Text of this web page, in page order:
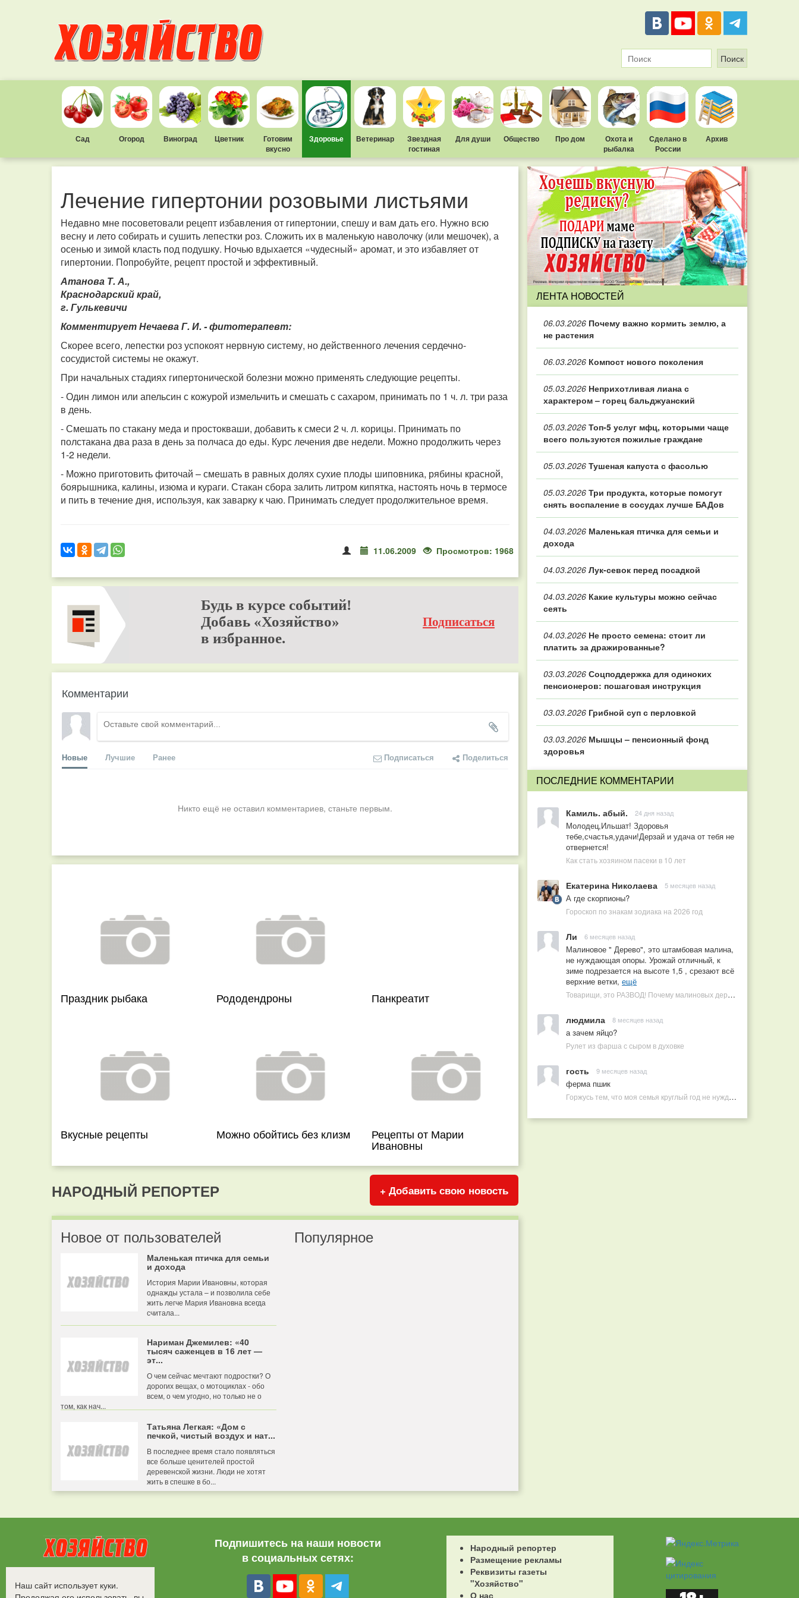
Сад Огород Виноград Цветник
Готовим
вкусно
Здоровье Ветеринар
Звездная
гостиная
Для души Общество Про дом
Охота и
рыбалка
Сделано в
России
Архив
Лечение гипертонии розовыми листьями
Недавно мне посоветовали рецепт избавления от гипертонии, спешу и вам дать его. Нужно всю
весну и лето собирать и сушить лепестки роз. Сложить их в маленькую наволочку (или мешочек), а
осенью и зимой класть под подушку. Ночью вдыхается «чудесный» аромат, и это избавляет от
гипертонии. Попробуйте, рецепт простой и эффективный.
Атанова Т. А.,
Краснодарский край,
г. Гулькевичи
Комментирует Нечаева Г. И. - фитотерапевт:
Скорее всего, лепестки роз успокоят нервную систему, но действенного лечения сердечно-
сосудистой системы не окажут.
При начальных стадиях гипертонической болезни можно применять следующие рецепты.
- Один лимон или апельсин с кожурой измельчить и смешать с сахаром, принимать по 1 ч. л. три раза
в день.
- Смешать по стакану меда и простокваши, добавить к смеси 2 ч. л. корицы. Принимать по
полстакана два раза в день за полчаса до еды. Курс лечения две недели. Можно продолжить через
1-2 недели.
- Можно приготовить фиточай – смешать в равных долях сухие плоды шиповника, рябины красной,
боярышника, калины, изюма и кураги. Стакан сбора залить литром кипятка, настоять ночь в термосе
и пить в течение дня, используя, как заварку к чаю. Принимать следует продолжительное время.
11.06.2009 Просмотров: 1968
Будь в курсе событий!
Добавь «Хозяйство»
в избранное.
Подписаться
Комментарии
Новые Лучшие Ранее Подписаться Поделиться
Никто ещё не оставил комментариев, станьте первым.
Праздник рыбака Рододендроны Панкреатит
Вкусные рецепты Можно обойтись без клизм Рецепты от Марии
Ивановны
НАРОДНЫЙ РЕПОРТЕР + Добавить свою новость
Новое от пользователей
Маленькая птичка для семьи
и дохода
История Марии Ивановны, которая
однажды устала – и позволила себе
жить легче Мария Ивановна всегда
считала...
Нариман Джемилев: «40
тысяч саженцев в 16 лет —
эт...
О чем сейчас мечтают подростки? О
дорогих вещах, о мотоциклах - обо
всем, о чем угодно, но только не о
том, как нач...
Татьяна Легкая: «Дом с
печкой, чистый воздух и нат...
В последнее время стало появляться
все больше ценителей простой
деревенской жизни. Люди не хотят
жить в спешке в бо...
Популярное
ЛЕНТА НОВОСТЕЙ
06.03.2026 Почему важно кормить землю, а
не растения
06.03.2026 Компост нового поколения
05.03.2026 Неприхотливая лиана с
характером – горец бальджуанский
05.03.2026 Топ‑5 услуг мфц, которыми чаще
всего пользуются пожилые граждане
05.03.2026 Тушеная капуста с фасолью
05.03.2026 Три продукта, которые помогут
снять воспаление в сосудах лучше БАДов
04.03.2026 Маленькая птичка для семьи и
дохода
04.03.2026 Лук-севок перед посадкой
04.03.2026 Какие культуры можно сейчас
сеять
04.03.2026 Не просто семена: стоит ли
платить за дражированные?
03.03.2026 Соцподдержка для одиноких
пенсионеров: пошаговая инструкция
03.03.2026 Грибной суп с перловкой
03.03.2026 Мышцы – пенсионный фонд
здоровья
ПОСЛЕДНИЕ КОММЕНТАРИИ
Камиль. абый. 24 дня назад
Молодец,Ильшат! Здоровья
тебе,счастья,удачи!Дерзай и удача от тебя не
отвернется!
Как стать хозяином пасеки в 10 лет
Екатерина Николаева 5 месяцев назад
А где скорпионы?
Гороскоп по знакам зодиака на 2026 год
Ли 6 месяцев назад
Малиновое " Дерево", это штамбовая малина,
не нуждающая опоры. Урожай отличный, к
зиме подрезается на высоте 1,5 , срезают всё
верхние ветки, ещё
Товарищи, это РАЗВОД! Почему малиновых деревьев не бывает, или Как ушлые продавцы наживаются на мечтах садоводов
людмила 8 месяцев назад
а зачем яйцо?
Рулет из фарша с сыром в духовке
гость 9 месяцев назад
ферма пшик
Горжусь тем, что моя семья круглый год не нуждается в покупных витаминах
Все права защищены.
©2008-2017 - "Хозяйство"
Подпишитесь на наши новости
в социальных сетях:
Народный репортер
Размещение рекламы
Реквизиты газеты
"Хозяйство"
О нас
Наш сайт использует куки.